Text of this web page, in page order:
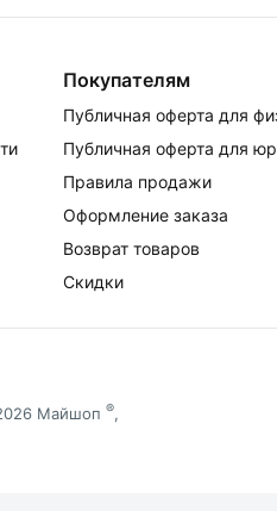
Покупателям
Публичная оферта для
Публичная оферта для
Правила продажи
Оформление заказа
Возврат товаров
Скидки
Майшоп ®,